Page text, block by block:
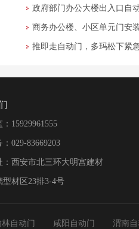
政府部门办公大楼出入口自
商务办公楼、小区单元门安
推即走自动门，多玛松下紧
15929961555
029-83669203
：西安市北三环大明宫建材
型材区23排3-4号
林自动门 咸阳自动门 渭南自